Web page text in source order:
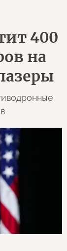
400
на